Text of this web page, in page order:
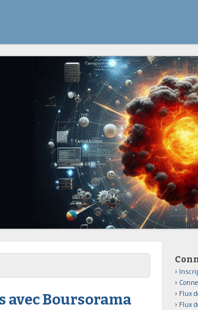
avec Boursorama
Flux
Flux